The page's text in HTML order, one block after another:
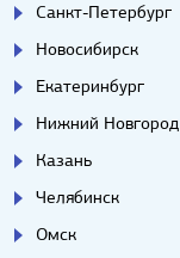
Санкт-Петербург
Новосибирск
Екатеринбург
Нижний Новгород
Казань
Челябинск
Омск